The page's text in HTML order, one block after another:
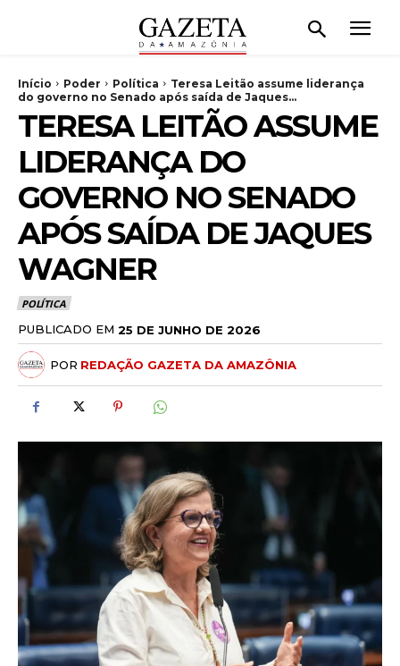
Início Poder Política
Teresa Leitão assume liderança
do governo no Senado após saída de Jaques...
TERESA LEITÃO ASSUME
LIDERANÇA DO
GOVERNO NO SENADO
APÓS SAÍDA DE JAQUES
WAGNER
POLÍTICA
PUBLICADO EM 25 DE JUNHO DE 2026
POR REDAÇÃO GAZETA DA AMAZÔNIA